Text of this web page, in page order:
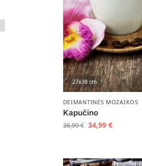
27x38 cm
DEIMANTINĖS MOZAIKOS
Kapučino
36,99€ 34,99 €